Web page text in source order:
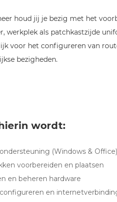
houd jij je bezig met het
werkplek als patchkastzijde
voor het configureren van
bezigheden.
wordt:
(Windows & Office)
voorbereiden en plaatsen
en beheren hardware
en